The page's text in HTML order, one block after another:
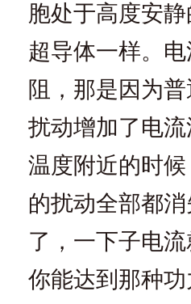
胞处于高度安
超导体一样。
阻，那是因为
扰动增加了电
温度附近的时
的扰动全部都
了，一下子电
你能达到那种